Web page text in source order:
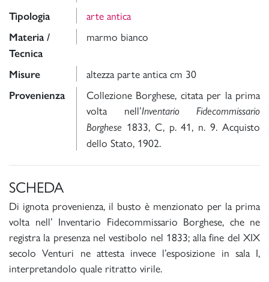
Tipologia arte antica
Materia /
Tecnica
marmo bianco
Misure altezza parte antica cm 30
Provenienza
Collezione Borghese, citata per la prima
volta nell’Inventario Fidecommissario
Borghese 1833, C, p. 41, n. 9. Acquisto
dello Stato, 1902.
SCHEDA
Di ignota provenienza, il busto è menzionato per la prima
volta nell’ Inventario Fidecommissario Borghese, che ne
registra la presenza nel vestibolo nel 1833; alla fine del XIX
secolo Venturi ne attesta invece l’esposizione in sala I,
interpretandolo quale ritratto virile.